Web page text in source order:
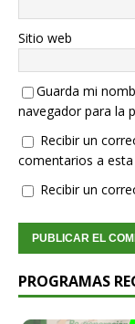
Sitio web
Guarda mi
navegador para la
Recibir un
comentarios a
Recibir un
PROGRAMAS